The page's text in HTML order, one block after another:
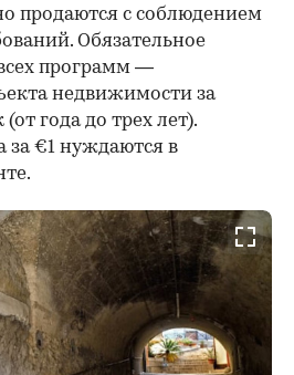
продаются с соблюдением
Обязательное
программ —
недвижимости за
года до трех лет).
за €1 нуждаются в